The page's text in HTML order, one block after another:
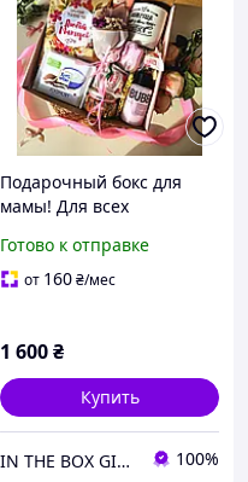
Подарочный бокс для
мамы! Для всех
Универсальный подарок
маме!
Готово к отправке
от 160₴/мес
1 600₴
Купить
IN THE BOX GIFT Подарункові бокси до будь-яких свят! 100%